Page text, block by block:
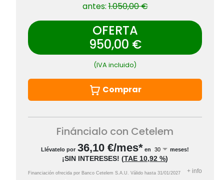
antes:1.050,00 €
OFERTA
950,00 €
(IVA incluido)
Comprar
Fináncialo con Cetelem
Llévatelo por 36,10 €/mes* en meses!
¡SIN INTERESES! (TAE 10,92 %)
Financiación ofrecida por Banco Cetelem S.A.U. Válido hasta 31/01/2027 + info